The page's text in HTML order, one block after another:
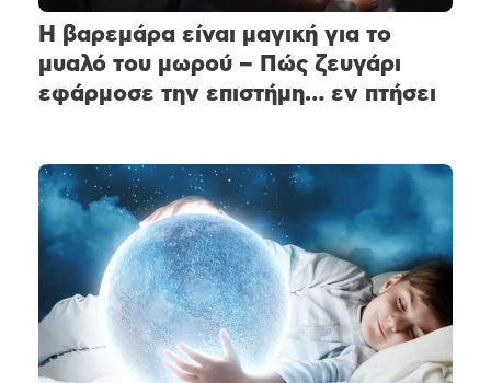
Η βαρεμάρα είναι μαγική για το
μυαλό του μωρού – Πώς ζευγάρι
εφάρμοσε την επιστήμη… εν πτήσει